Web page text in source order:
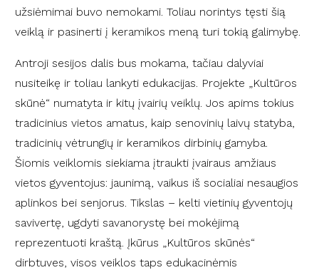
užsiėmimai buvo nemokami. Toliau norintys tęsti šią
veiklą ir pasinerti į keramikos meną turi tokią galimybę.
Antroji sesijos dalis bus mokama, tačiau dalyviai
nusiteikę ir toliau lankyti edukacijas. Projekte „Kultūros
skūnė“ numatyta ir kitų įvairių veiklų. Jos apims tokius
tradicinius vietos amatus, kaip senovinių laivų statyba,
tradicinių vėtrungių ir keramikos dirbinių gamyba.
Šiomis veiklomis siekiama įtraukti įvairaus amžiaus
vietos gyventojus: jaunimą, vaikus iš socialiai nesaugios
aplinkos bei senjorus. Tikslas – kelti vietinių gyventojų
savivertę, ugdyti savanorystę bei mokėjimą
reprezentuoti kraštą. Įkūrus „Kultūros skūnės“
dirbtuves, visos veiklos taps edukacinėmis